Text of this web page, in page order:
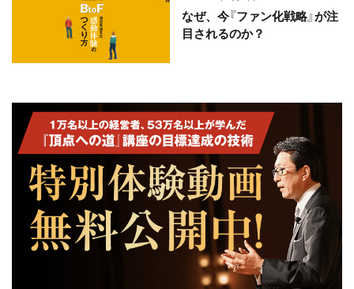
なぜ、今『ファン化戦略』が注
目されるのか？